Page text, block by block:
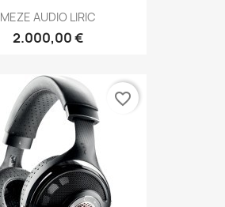
MEZE AUDIO LIRIC
2.000,00 €
favorite_border